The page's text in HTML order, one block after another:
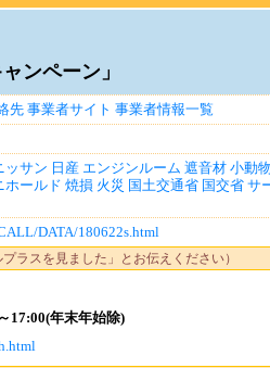
ンペーン」
先 事業者サイト 事業者情報一覧
ッサン 日産 エンジンルーム 遮音材 小動物
ホールド 焼損 火災 国土交通省 国交省 サ
DATA/180622s.html
ラスを見ました」とお伝えください）
17:00(年末年始除)